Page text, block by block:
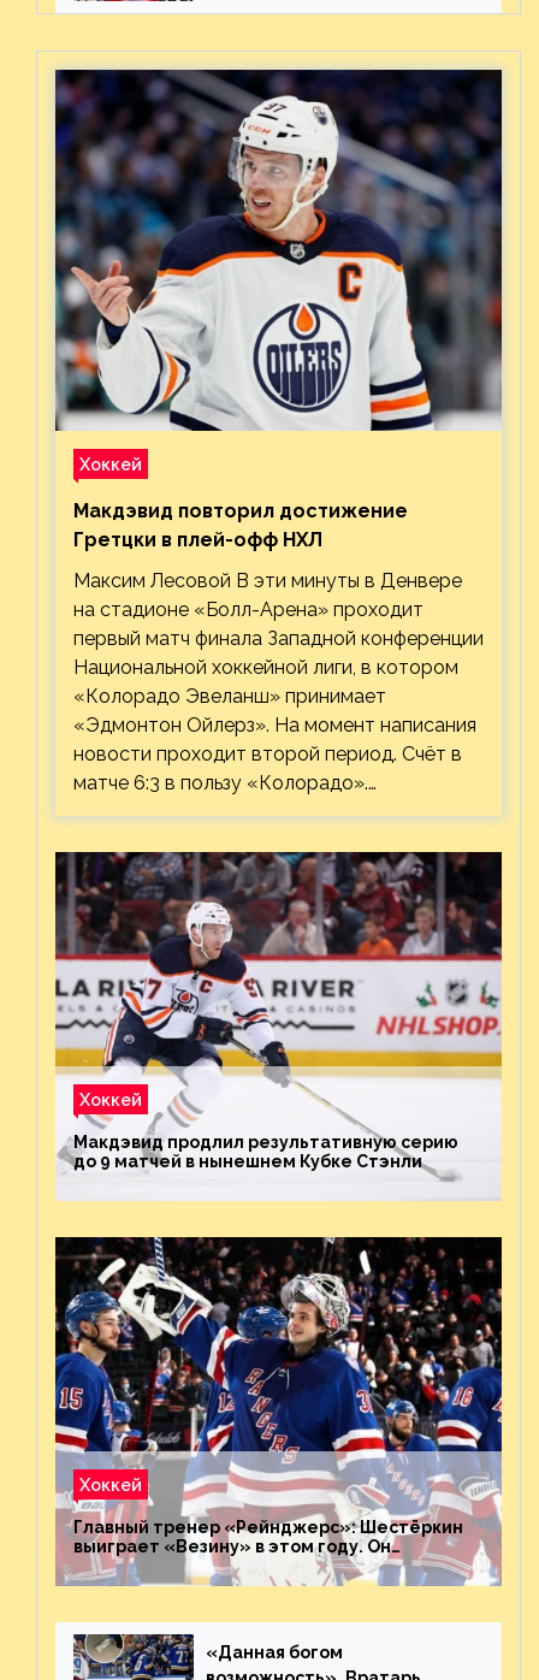
предстоящего финала
Хоккей
Макдэвид повторил достижение
Гретцки в плей-офф НХЛ
Максим Лесовой В эти минуты в Денвере
на стадионе «Болл-Арена» проходит
первый матч финала Западной конференции
Национальной хоккейной лиги, в котором
«Колорадо Эвеланш» принимает
«Эдмонтон Ойлерз». На момент написания
новости проходит второй период. Счёт в
матче 6:3 в пользу «Колорадо».…
Хоккей
Макдэвид продлил результативную серию
до 9 матчей в нынешнем Кубке Стэнли
Хоккей
Главный тренер «Рейнджерс»: Шестёркин
выиграет «Везину» в этом году. Он
невероятен
«Данная богом